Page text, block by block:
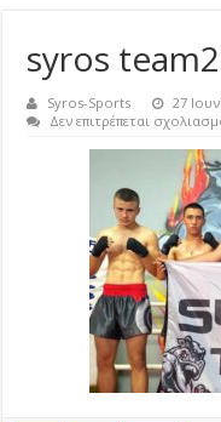
syros
Syros-Sports
27
Δεν επιτρέπεται